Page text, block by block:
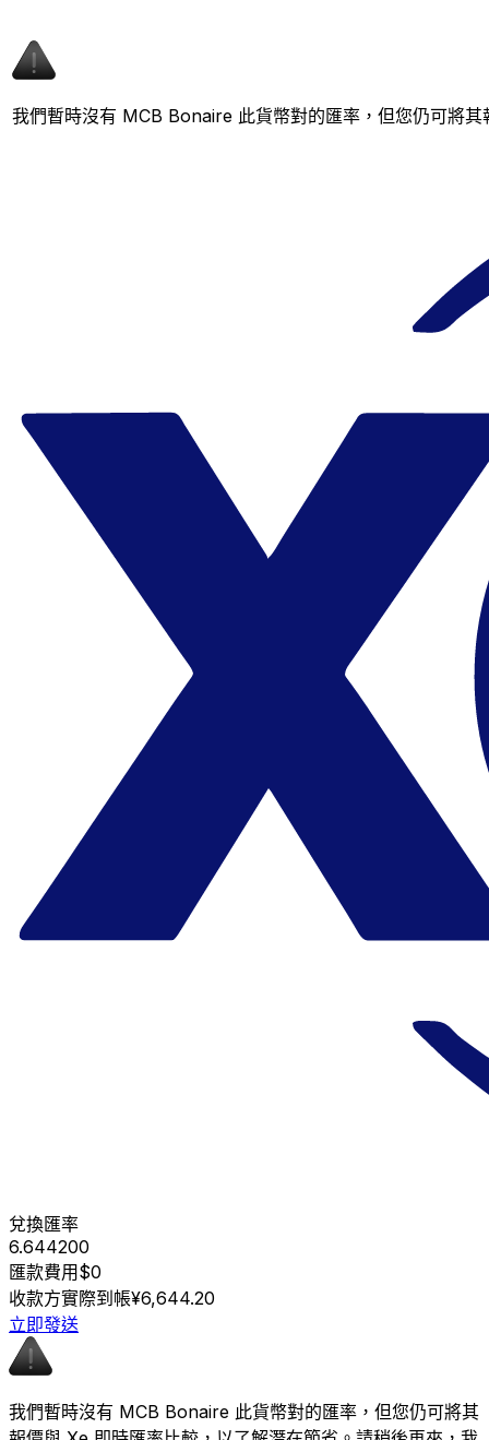
我們暫時沒有 MCB Bonaire 此貨幣對的匯率，但您仍可將
兌換匯率
6.644200
匯款費用$0
收款方實際到帳¥6,644.20
立即發送
我們暫時沒有 MCB Bonaire 此貨幣對的匯率，但您仍可將其